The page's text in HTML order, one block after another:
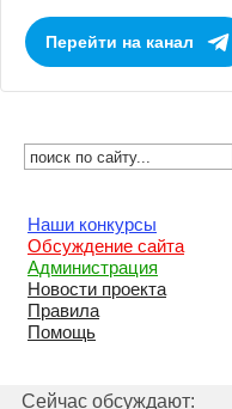
Перейти на канал
Наши конкурсы
Обсуждение сайта
Администрация
Новости проекта
Правила
Помощь
Сейчас обсуждают: